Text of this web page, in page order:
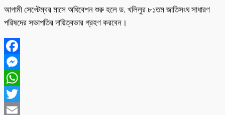
আগামী সেপ্টেম্বর মাসে অধিবেশন শুরু হলে ড. খলিলুর ৮১তম জাতিসংঘ সাধারণ
পরিষদের সভাপতির দায়িত্বভার গ্রহণ করবেন।
Facebook
Messenger
WhatsApp
Twitter